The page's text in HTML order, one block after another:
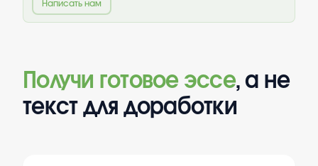
Написать нам
Получи готовое эссе, а не
текст для доработки